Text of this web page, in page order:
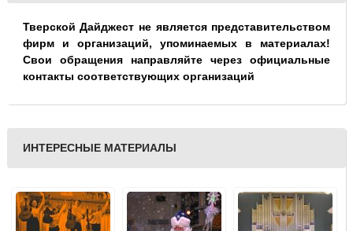
Тверской Дайджест не является представительством
фирм и организаций, упоминаемых в материалах!
Свои обращения направляйте через официальные
контакты соответствующих организаций
ИНТЕРЕСНЫЕ МАТЕРИАЛЫ